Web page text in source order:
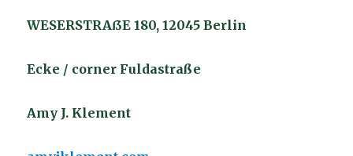
WESERSTRAßE 180, 12045 Berlin
Ecke / corner Fuldastraße
Amy J. Klement